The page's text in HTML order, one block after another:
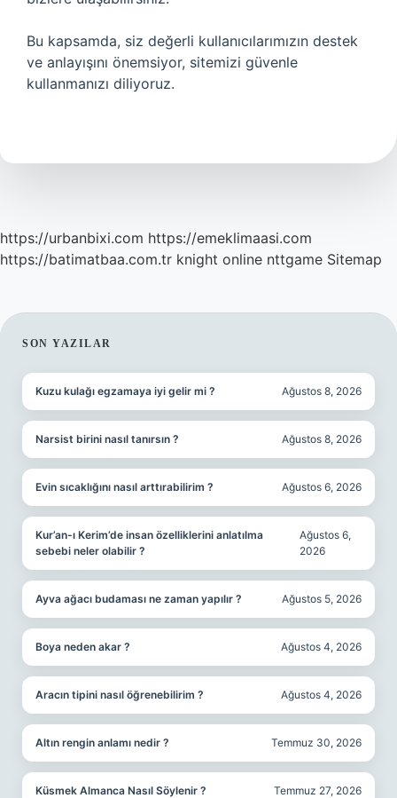
Bu kapsamda, siz değerli kullanıcılarımızın destek
ve anlayışını önemsiyor, sitemizi güvenle
kullanmanızı diliyoruz.
https://urbanbixi.com https://emeklimaasi.com
https://batimatbaa.com.tr knight online nttgame Sitemap
SIDEBAR
SON YAZILAR
Kuzu kulağı egzamaya iyi gelir mi ? Ağustos 8, 2026
Narsist birini nasıl tanırsın ? Ağustos 8, 2026
Evin sıcaklığını nasıl arttırabilirim ? Ağustos 6, 2026
Kur’an-ı Kerim’de insan özelliklerini anlatılma
sebebi neler olabilir ?
Ağustos 6,
2026
Ayva ağacı budaması ne zaman yapılır ? Ağustos 5, 2026
Boya neden akar ? Ağustos 4, 2026
Aracın tipini nasıl öğrenebilirim ? Ağustos 4, 2026
Altın rengin anlamı nedir ? Temmuz 30, 2026
Küsmek Almanca Nasıl Söylenir ? Temmuz 27, 2026